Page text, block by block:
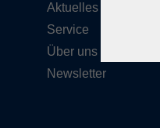
Aktuelles
Service
Über uns
Newsletter